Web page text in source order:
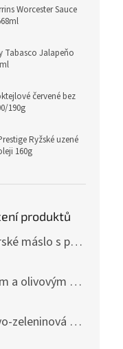
Worcester Sauce
Tabasco Jalapeňo
červené bez
190g
Ryžské uzené
160g
produktů
Kerrygold extra Irské máslo s přídavkem řepkového oleje 400g
z 5 hvězdiček.
Margarín s máslem a olivovým olejem 38% 250g
z 5 hvězdiček.
Grünfink Rajčatovo-zeleninová šťáva 1l
z 5 hvězdiček.